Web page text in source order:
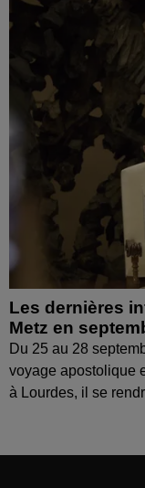
Les dernières
Metz en
Du 25 au 28
voyage apostolique
à Lourdes, il se